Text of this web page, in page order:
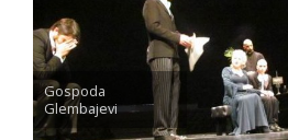
Gospoda
Glembajevi